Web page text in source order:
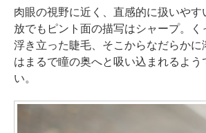
肉眼の視野に近く、直感的に扱いやす
放でもピント面の描写はシャープ。く
浮き立った睫毛、そこからなだらかに
はまるで瞳の奥へと吸い込まれるよう
い。